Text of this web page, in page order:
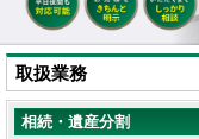
取扱業務
相続・遺産分割